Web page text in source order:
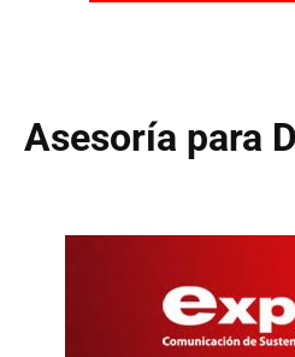
Asesoría para